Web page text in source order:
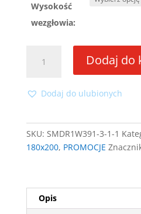
Wysokość
wezgłowia:
Łóżko
180x200
Dodaj do
Dodaj do ulubionych
SKU: SMDR1W391-3-1-1
180x200, PROMOCJE
Opis